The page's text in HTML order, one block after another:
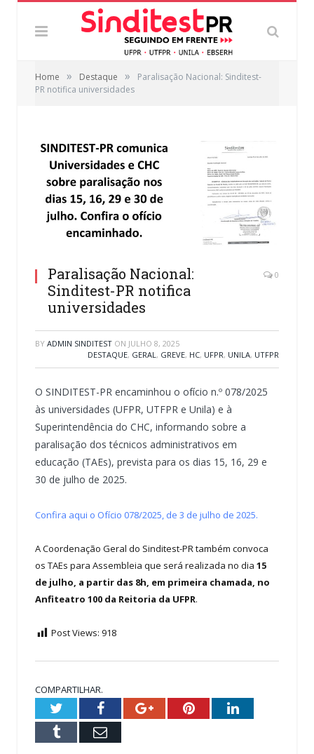
Home » Destaque »
Paralisação Nacional: Sinditest-
PR notifica universidades
Paralisação Nacional:
Sinditest-PR notifica
universidades
0
BY ADMIN SINDITEST ON JULHO 8, 2025
DESTAQUE, GERAL, GREVE, HC, UFPR, UNILA, UTFPR
O SINDITEST-PR encaminhou o ofício n.º 078/2025
às universidades (UFPR, UTFPR e Unila) e à
Superintendência do CHC, informando sobre a
paralisação dos técnicos administrativos em
educação (TAEs), prevista para os dias 15, 16, 29 e
30 de julho de 2025.
Confira aqui o Ofício 078/2025, de 3 de julho de 2025.
A Coordenação Geral do Sinditest-PR também convoca
os TAEs para Assembleia que será realizada no dia 15
de julho, a partir das 8h, em primeira chamada, no
Anfiteatro 100 da Reitoria da UFPR.
Post Views: 918
COMPARTILHAR.
TwitterFacebookGoogle+PinterestLinkedIn
Tumblr Email